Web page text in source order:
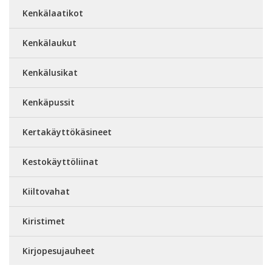
Kenkälaatikot
Kenkälaukut
Kenkälusikat
Kenkäpussit
Kertakäyttökäsineet
Kestokäyttöliinat
Kiiltovahat
Kiristimet
Kirjopesujauheet